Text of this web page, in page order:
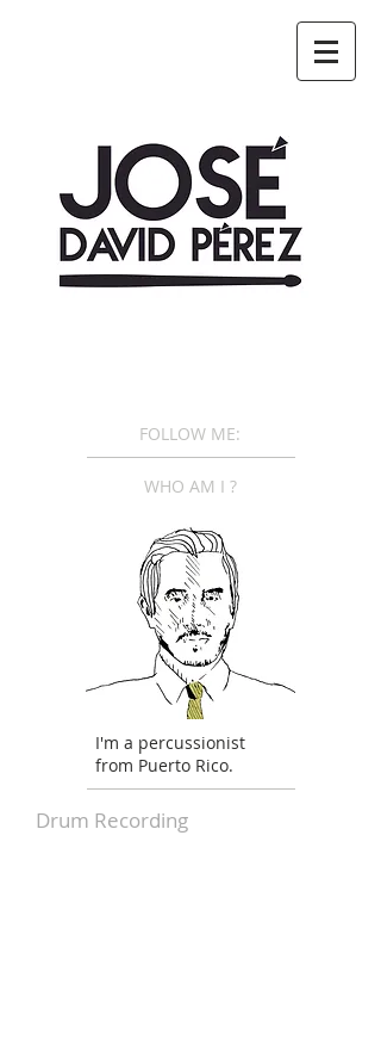
FOLLOW ME:
WHO AM I ?
I'm a percussionist
from Puerto Rico.
Drum Recording